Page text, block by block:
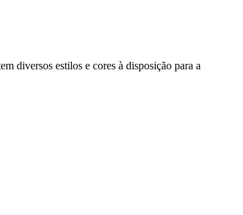
diversos estilos e cores à disposição para a